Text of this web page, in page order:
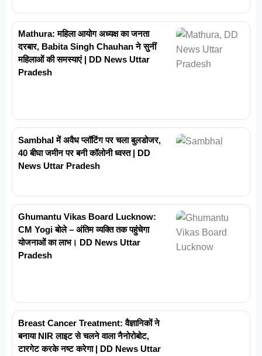
Mathura: महिला आयोग अध्यक्ष का जनता
दरबार, Babita Singh Chauhan ने सुनीं
महिलाओं की समस्याएं | DD News Uttar
Pradesh
Sambhal में अवैध प्लॉटिंग पर चला बुलडोजर,
40 बीघा जमीन पर बनी कॉलोनी ध्वस्त | DD
News Uttar Pradesh
Ghumantu Vikas Board Lucknow:
CM Yogi बोले – अंतिम व्यक्ति तक पहुंचेगा
योजनाओं का लाभ। DD News Uttar
Pradesh
Breast Cancer Treatment: वैज्ञानिकों ने
बनाया NIR लाइट से चलने वाला नैनोरोबोट,
टारगेट करके नष्ट करेगा | DD News Uttar